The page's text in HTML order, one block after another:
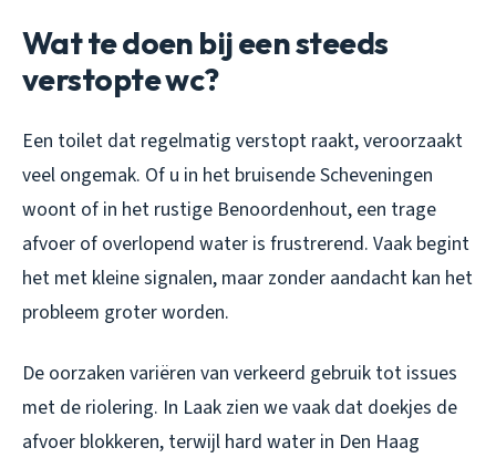
Wat te doen bij een steeds
verstopte wc?
Een toilet dat regelmatig verstopt raakt, veroorzaakt
veel ongemak. Of u in het bruisende Scheveningen
woont of in het rustige Benoordenhout, een trage
afvoer of overlopend water is frustrerend. Vaak begint
het met kleine signalen, maar zonder aandacht kan het
probleem groter worden.
De oorzaken variëren van verkeerd gebruik tot issues
met de riolering. In Laak zien we vaak dat doekjes de
afvoer blokkeren, terwijl hard water in Den Haag